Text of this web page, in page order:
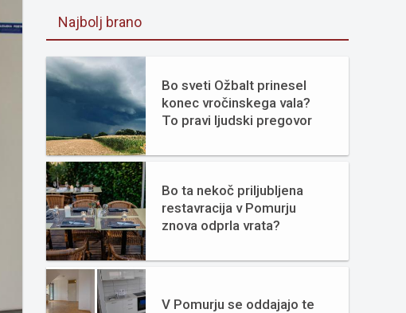
Najbolj brano
Bo sveti Ožbalt prinesel
konec vročinskega vala?
To pravi ljudski pregovor
Bo ta nekoč priljubljena
restavracija v Pomurju
znova odprla vrata?
V Pomurju se oddajajo te